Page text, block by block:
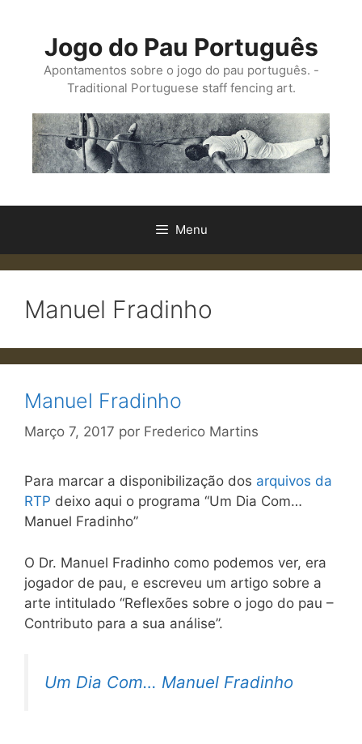
conteúdo
Jogo do Pau Português
Apontamentos sobre o jogo do pau português. -
Traditional Portuguese staff fencing art.
Menu
Manuel Fradinho
Manuel Fradinho
Março 7, 2017 por Frederico Martins
Para marcar a disponibilização dos arquivos da
RTP deixo aqui o programa “Um Dia Com…
Manuel Fradinho”
O Dr. Manuel Fradinho como podemos ver, era
jogador de pau, e escreveu um artigo sobre a
arte intitulado “Reflexões sobre o jogo do pau –
Contributo para a sua análise”.
Um Dia Com… Manuel Fradinho